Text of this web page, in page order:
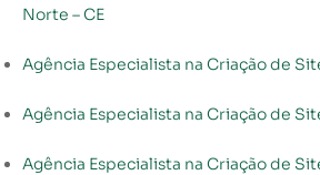
Norte – CE
Agência Especialista na Criação de
Agência Especialista na Criação de
Agência Especialista na Criação de